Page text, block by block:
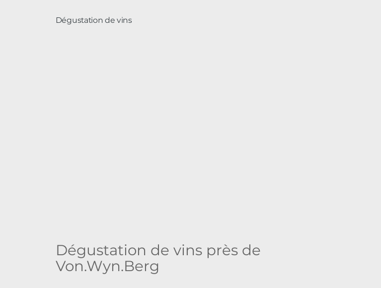
Dégustation de vins
Dégustation de vins près de
Von.Wyn.Berg